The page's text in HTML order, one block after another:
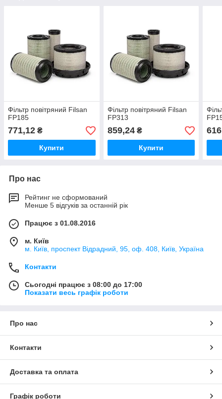
Фільтр повітряний Filsan
FP185
771,12 ₴
Купити
Фільтр повітряний Filsan
FP313
859,24₴
Купити
Про нас
Рейтинг не сформований
Менше 5 відгуків за останній рік
Працює з 01.08.2016
м. Київ
м. Київ, проспект Відрадний, 95, оф. 408, Київ, Україна
Контакти
Сьогодні працює з 08:00 до 17:00
Показати весь графік роботи
Про нас
Контакти
Доставка та оплата
Графік роботи